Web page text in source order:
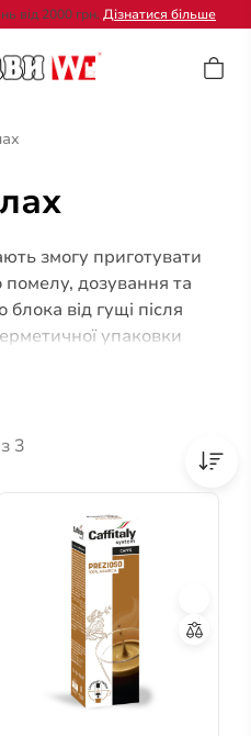
від 2000 грн. Дізнатися більше
змогу приготувати
помелу, дозування та
від гущі після
упаковки
меленої кави,
напою та сумісну
складом,
обладнання.
дому, офісу, салону,
зони очікування, де
результат.
сумісність. Зовні
але відрізнятися
проколювання та
тому купувати їх лише за
3